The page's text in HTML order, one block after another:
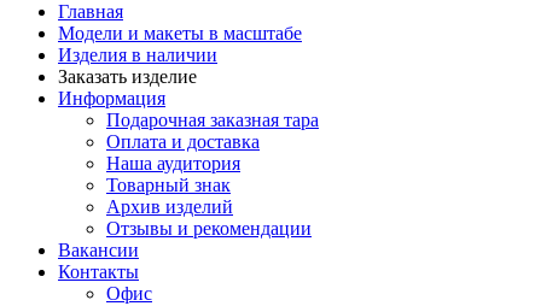
Главная
Модели и макеты в масштабе
Изделия в наличии
Заказать изделие
Информация
Подарочная заказная тара
Оплата и доставка
Наша аудитория
Товарный знак
Архив изделий
Отзывы и рекомендации
Вакансии
Контакты
Офис